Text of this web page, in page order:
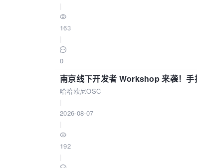
163
0
南京线下开发者 Workshop 来袭！
哈哈欧尼OSC
2026-08-07
192